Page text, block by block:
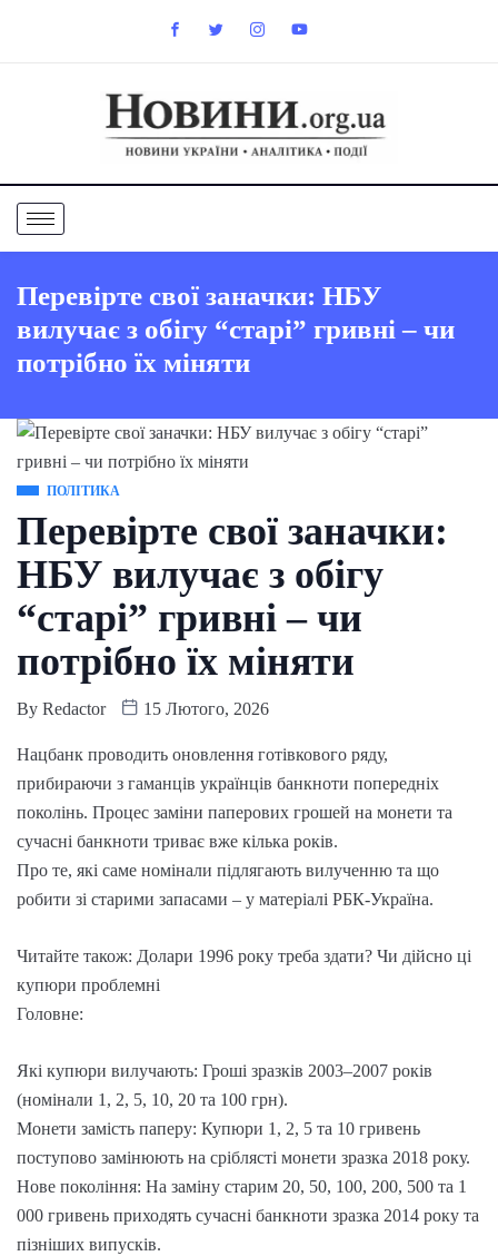
Перевірте свої заначки: НБУ
вилучає з обігу “старі” гривні – чи
потрібно їх міняти
ПОЛІТИКА
Перевірте свої заначки:
НБУ вилучає з обігу
“старі” гривні – чи
потрібно їх міняти
By Redactor 15 Лютого, 2026
Нацбанк проводить оновлення готівкового ряду,
прибираючи з гаманців українців банкноти попередніх
поколінь. Процес заміни паперових грошей на монети та
сучасні банкноти триває вже кілька років.
Про те, які саме номінали підлягають вилученню та що
робити зі старими запасами – у матеріалі РБК-Україна.
Читайте також: Долари 1996 року треба здати? Чи дійсно ці
купюри проблемні
Головне:
Які купюри вилучають: Гроші зразків 2003–2007 років
(номінали 1, 2, 5, 10, 20 та 100 грн).
Монети замість паперу: Купюри 1, 2, 5 та 10 гривень
поступово замінюють на сріблясті монети зразка 2018 року.
Нове покоління: На заміну старим 20, 50, 100, 200, 500 та 1
000 гривень приходять сучасні банкноти зразка 2014 року та
пізніших випусків.